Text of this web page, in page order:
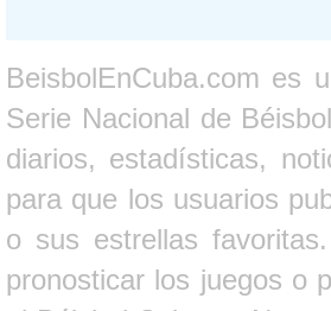
BeisbolEnCuba.com es
Serie Nacional de
diarios, estadísticas,
para que los usuarios
o sus estrellas
pronosticar los juegos o